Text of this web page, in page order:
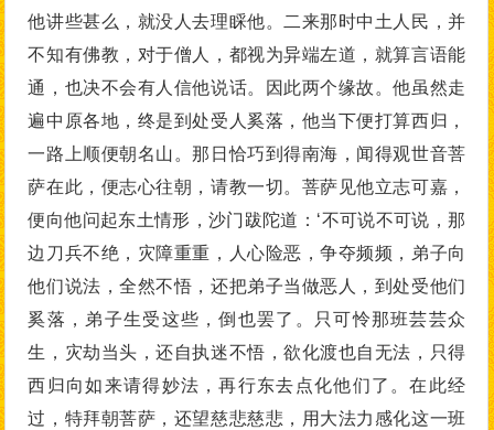
他讲些甚么，就没人去理睬他。二来那时中土人民，并
不知有佛教，对于僧人，都视为异端左道，就算言语能
通，也决不会有人信他说话。因此两个缘故。他虽然走
遍中原各地，终是到处受人奚落，他当下便打算西归，
一路上顺便朝名山。那日恰巧到得南海，闻得观世音菩
萨在此，便志心往朝，请教一切。菩萨见他立志可嘉，
便向他问起东土情形，沙门跋陀道：‘不可说不可说，那
边刀兵不绝，灾障重重，人心险恶，争夺频频，弟子向
他们说法，全然不悟，还把弟子当做恶人，到处受他们
奚落，弟子生受这些，倒也罢了。只可怜那班芸芸众
生，灾劫当头，还自执迷不悟，欲化渡也自无法，只得
西归向如来请得妙法，再行东去点化他们了。在此经
过，特拜朝菩萨，还望慈悲慈悲，用大法力感化这一班